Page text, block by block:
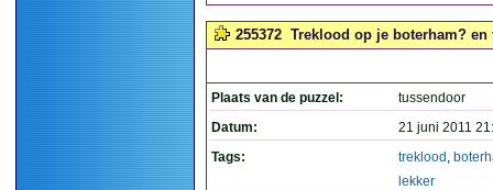
255372 Treklood op je boterham? en
Plaats van de puzzel:
tussendoor
Datum:
21 juni 2011
Tags:
treklood ,
lekker